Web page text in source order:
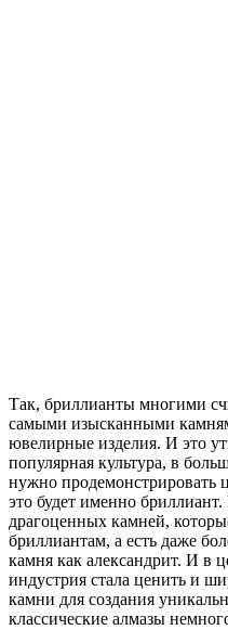
Так, бриллианты многими
самыми изысканными
ювелирные изделия. И это
популярная культура, в
нужно продемонстрировать
это будет именно
драгоценных камней,
бриллиантам, а есть даже
камня как александрит. И в
индустрия стала ценить и
камни для создания
классические алмазы